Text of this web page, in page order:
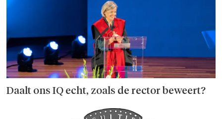
Daalt ons IQ echt, zoals de rector beweert?